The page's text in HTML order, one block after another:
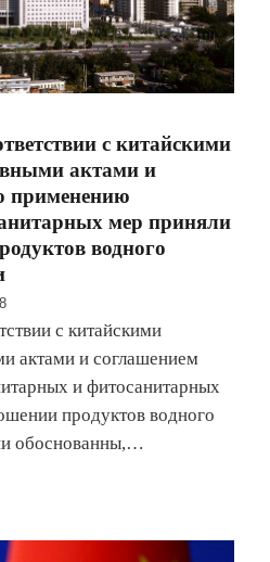
с китайскими
актами и
применению
мер приняли
водного
с китайскими
актами и соглашением
и фитосанитарных
продуктов водного
обоснованны,…